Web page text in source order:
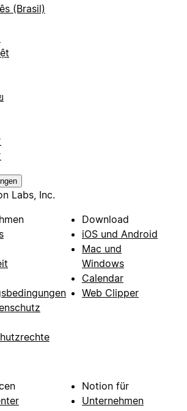
(Brasil)
Labs, Inc.
Download
iOS und Android
Mac und
Windows
Calendar
Web Clipper
Notion für
Unternehmen